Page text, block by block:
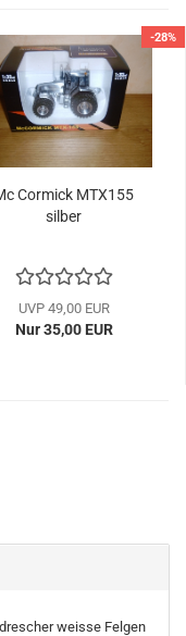
-28%
Cormick MTX155
silber
UVP 49,00 EUR
Nur 35,00 EUR
weisse Felgen